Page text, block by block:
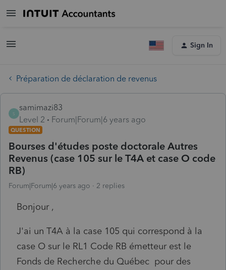
Sign In
Préparation de déclaration de revenus
S
samimazi83
Level 2
Forum|Forum|6 years ago
QUESTION
Bourses d'études poste doctorale Autres
Revenus (case 105 sur le T4A et case O code
RB)
Forum|Forum|6 years ago 2 replies
Bonjour ,
J'ai un T4A à la case 105 qui correspond à la
case O sur le RL1 Code RB émetteur est le
Fonds de Recherche du Québec pour des